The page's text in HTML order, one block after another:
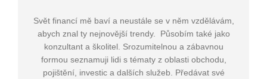
Svět financí mě baví a neustále se v něm vzdělávám,
abych znal ty nejnovější trendy. Působím také jako
konzultant a školitel. Srozumitelnou a zábavnou
formou seznamuji lidi s tématy z oblasti obchodu,
pojištění, investic a dalších služeb. Předávat své